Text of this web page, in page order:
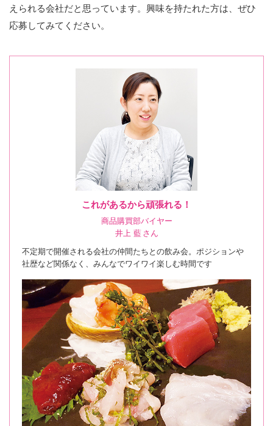
えられる会社だと思っています。興味を持たれた方は、ぜひ
応募してみてください。
これがあるから頑張れる！
商品購買部バイヤー
井上 藍 さん
不定期で開催される会社の仲間たちとの飲み会。ポジションや
社歴など関係なく、みんなでワイワイ楽しむ時間です